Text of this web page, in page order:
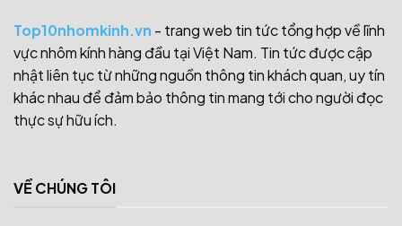
Top10nhomkinh.vn - trang web tin tức tổng hợp về lĩnh
vực nhôm kính hàng đầu tại Việt Nam. Tin tức được cập
nhật liên tục từ những nguồn thông tin khách quan, uy tín
khác nhau để đảm bảo thông tin mang tới cho người đọc
thực sự hữu ích.
VỀ CHÚNG TÔI